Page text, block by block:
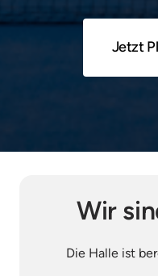
Jetzt
Wir
Die Halle ist